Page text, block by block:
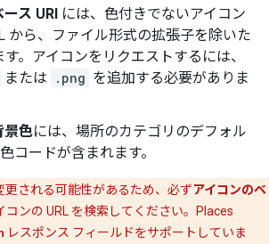
ス URI には、色付きでないアイコン
から、ファイル形式の拡張子を除いた
。アイコンをリクエストするには、
または .png を追加する必要がありま
景色には、場所のカテゴリのデフォル
コードが含まれます。
更される可能性があるため、必ずアイコンのベ
コンの URL を検索してください。Places
レスポンス フィールドをサポートしていま